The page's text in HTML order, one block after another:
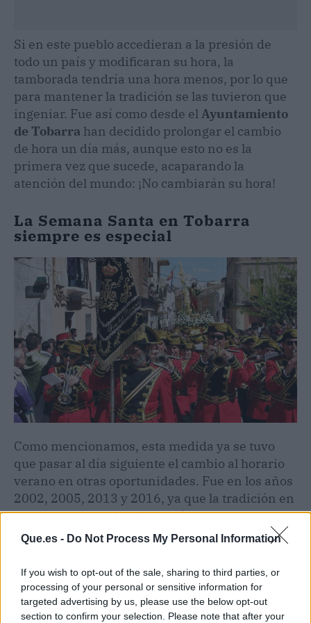
Que.es - Do Not Process My Personal Information
If you wish to opt-out of the sale, sharing to third parties, or
processing of your personal or sensitive information for
targeted advertising by us, please use the below opt-out
section to confirm your selection. Please note that after your
Si en este pueblo accedieran a la presión de
todo un país y modificaran su hora, la
tamborada tendría una hora menos, por lo que
para mantener la tradición se las tuvieron que
ingeniar. Fue así como desde elAyuntamiento
de Tobarra han decidido prolongar el cambio
de hora un día más, aunque esto no es la
primera vez que sucede, acaparando la
atención del mundo: ¡No cambiarán su hora!
La Semana Santa en Tobarra
siempre es especial
Como mencionamos, esta medida ya se tuvo
que pasar al día siguiente el cambio al horario
verano en otras oportunidades. Fue en los años
2002, 2005, 2013 y 2016, ya que la tradición en
la tamboradadeTobarraestá distinguida
mundialmente comoPatrimonio Inmaterial de
que no darán el brazo a torcer pese a la presión.
Ahora bien, si te encuentras en España y tienes